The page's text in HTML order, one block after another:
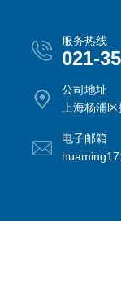
服务热线
021-
公司地址
上海杨浦
电子邮箱